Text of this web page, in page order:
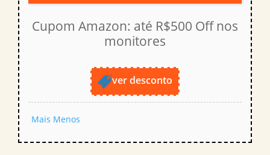
Cupom Amazon: até R$500 Off nos
monitores
ver desconto
Mais Menos